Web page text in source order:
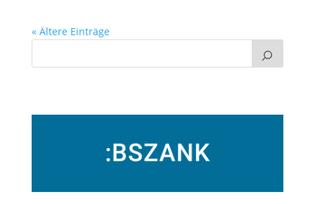
« Ältere Einträge